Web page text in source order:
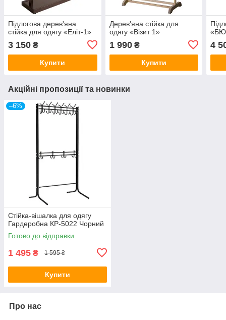
Підлогова дерев'яна
стійка для одягу «Еліт-1»
3 150 ₴
Купити
Дерев'яна стійка для
одягу «Візит 1»
1 990₴
Купити
4
Акційні пропозиції та новинки
–6%
Стійка-вішалка для одягу
Гардеробна КР-5022 Чорний
Готово до відправки
1 495 ₴ 1 595 ₴
Купити
Про нас